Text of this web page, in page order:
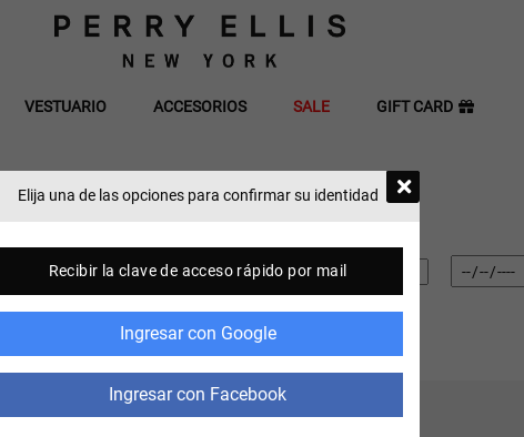
VESTUARIO ACCESORIOS SALE GIFT CARD
exclusivas,
×
Elija una de las opciones para confirmar su identidad
Recibir la clave de acceso rápido por mail
Ingresar con Google
Ingresar con Facebook